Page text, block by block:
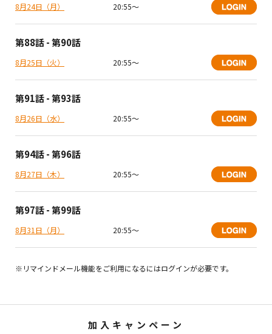
8月24日（月） 20:55〜
第88話 - 第90話
8月25日（火） 20:55〜
第91話 - 第93話
8月26日（水） 20:55〜
第94話 - 第96話
8月27日（木） 20:55〜
第97話 - 第99話
8月31日（月） 20:55〜
※リマインドメール機能をご利用になるにはログインが必要です。
加入キャンペーン